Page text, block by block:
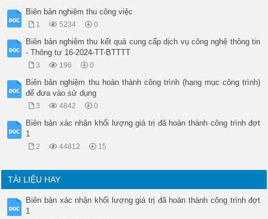
IV. Các tồn tại – kiến nghị
– Biện pháp bảo dưỡng bê tông: che, tưới nước,
NHÀ THẦU GIÁM SÁT THI CÔNG
XÂY DỰNG CÔNG TRÌNH
(Ký và ghi rõ họ tên)
(Ký và ghi rõ họ tên)
NHÀ THẦU THIẾT KẾ
XÂY DỰNG CÔNG TRÌNH
NHÀ THẦU THI CÔNG
XÂY DỰNG CÔNG TRÌNH
(Ký và ghi rõ họ tên)
Biên bản nghiệm thu công việc
1 5234 0
Biên bản nghiệm thu kết quả cung cấp dịch vụ công nghệ thông tin
- Thông tư 16-2024-TT-BTTTT
3 196 0
Biên bản nghiệm thu hoàn thành công trình (hạng mục công trình)
để đưa vào sử dụng
3 4842 0
Biên bản xác nhận khối lượng giá trị đã hoàn thành công trình đợt
1
2 44812 15
TÀI LIỆU HAY
Biên bản xác nhận khối lượng giá trị đã hoàn thành công trình đợt
1